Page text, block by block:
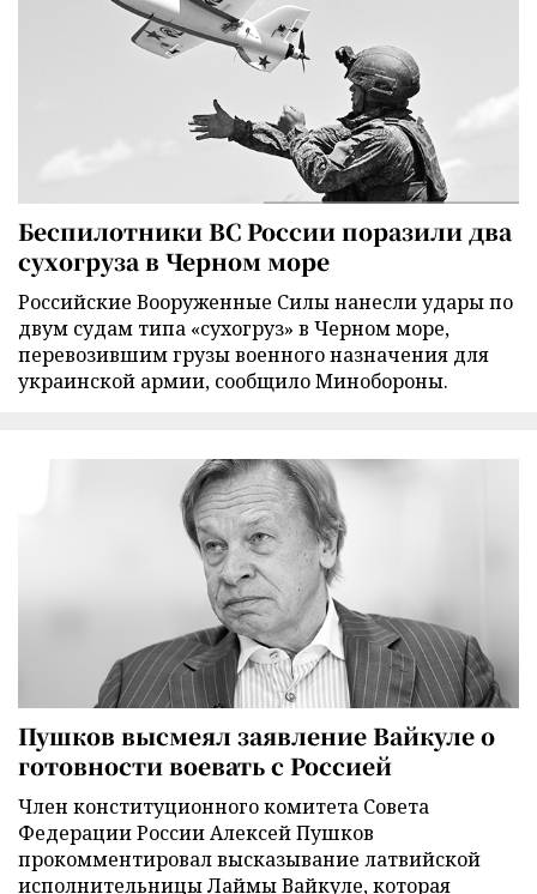
Беспилотники ВС России поразили два
сухогруза в Черном море
Российские Вооруженные Силы нанесли удары по
двум судам типа «сухогруз» в Черном море,
перевозившим грузы военного назначения для
украинской армии, сообщило Минобороны.
Пушков высмеял заявление Вайкуле о
готовности воевать с Россией
Член конституционного комитета Совета
Федерации России Алексей Пушков
прокомментировал высказывание латвийской
исполнительницы Лаймы Вайкуле, которая